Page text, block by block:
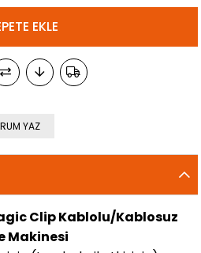
YAZ
Clip Kablolu/Kablosuz
Makinesi